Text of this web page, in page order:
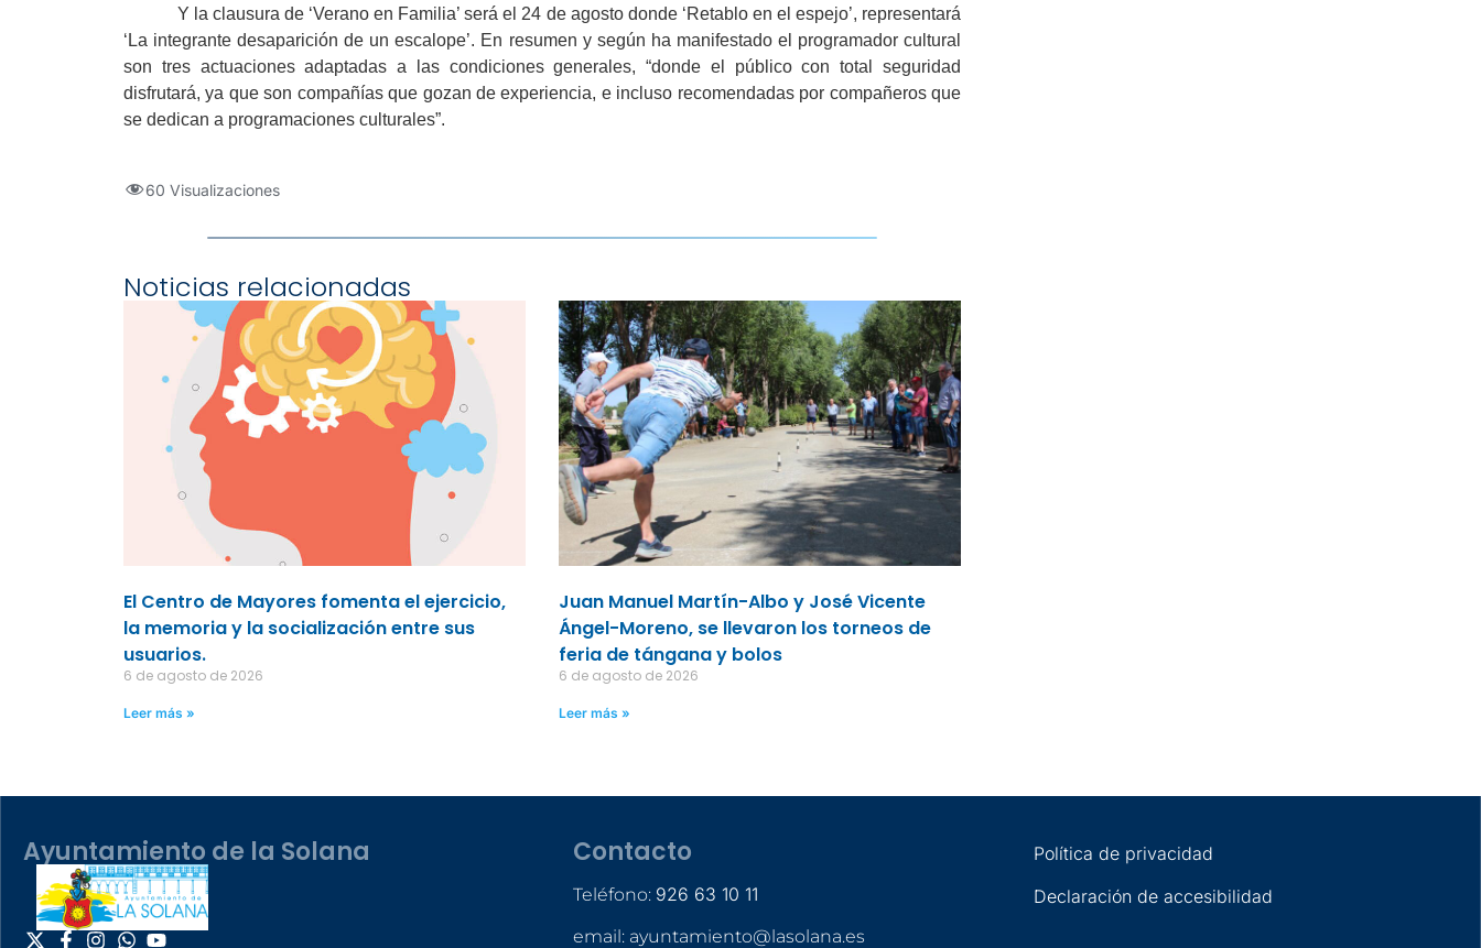
Y la clausura de ‘Verano en Familia’ será el 24 de agosto donde ‘Retablo en el espejo’, representará
‘La integrante desaparición de un escalope’. En resumen y según ha manifestado el programador cultural
son tres actuaciones adaptadas a las condiciones generales, “donde el público con total seguridad
disfrutará, ya que son compañías que gozan de experiencia, e incluso recomendadas por compañeros que
se dedican a programaciones culturales”.
60 Visualizaciones
Noticias relacionadas
El Centro de Mayores fomenta el ejercicio,
la memoria y la socialización entre sus
usuarios.
6 de agosto de 2026
Leer más »
Juan Manuel Martín-Albo y José Vicente
Ángel-Moreno, se llevaron los torneos de
feria de tángana y bolos
6 de agosto de 2026
Leer más »
Ayuntamiento de la Solana Contacto
Teléfono: 926 63 10 11
email: ayuntamiento@lasolana.es
Política de privacidad
Declaración de accesibilidad